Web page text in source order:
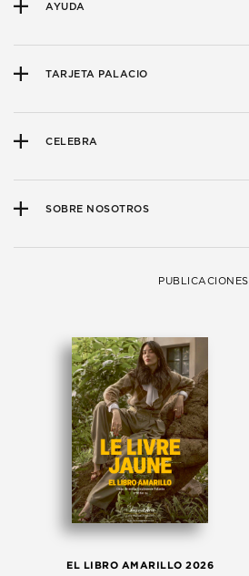
AYUDA
TARJETA PALACIO
CELEBRA
SOBRE NOSOTROS
PUBLICACIONES
EL LIBRO AMARILLO 2026